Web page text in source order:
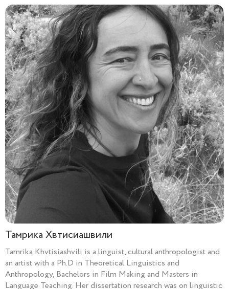
Тамрика Хвтисиашвили
Tamrika Khvtisiashvili is a linguist, cultural anthropologist and
an artist with a Ph.D in Theoretical Linguistics and
Anthropology, Bachelors in Film Making and Masters in
Language Teaching. Her dissertation research was on linguistic